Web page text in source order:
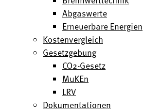
Abgaswerte
Erneuerbare Energien
Kostenvergleich
Gesetzgebung
CO2-Gesetz
MuKEn
LRV
Dokumentationen